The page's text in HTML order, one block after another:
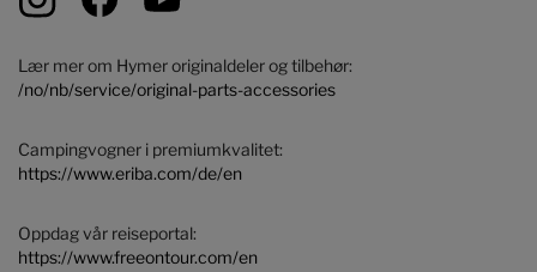
Lær mer om Hymer originaldeler og tilbehør:
/no/nb/service/original-parts-accessories
Campingvogner i premiumkvalitet:
https://www.eriba.com/de/en
Oppdag vår reiseportal:
https://www.freeontour.com/en